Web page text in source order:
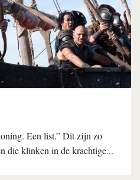
Een list.” Dit zijn zo
die klinken in de krachtige...